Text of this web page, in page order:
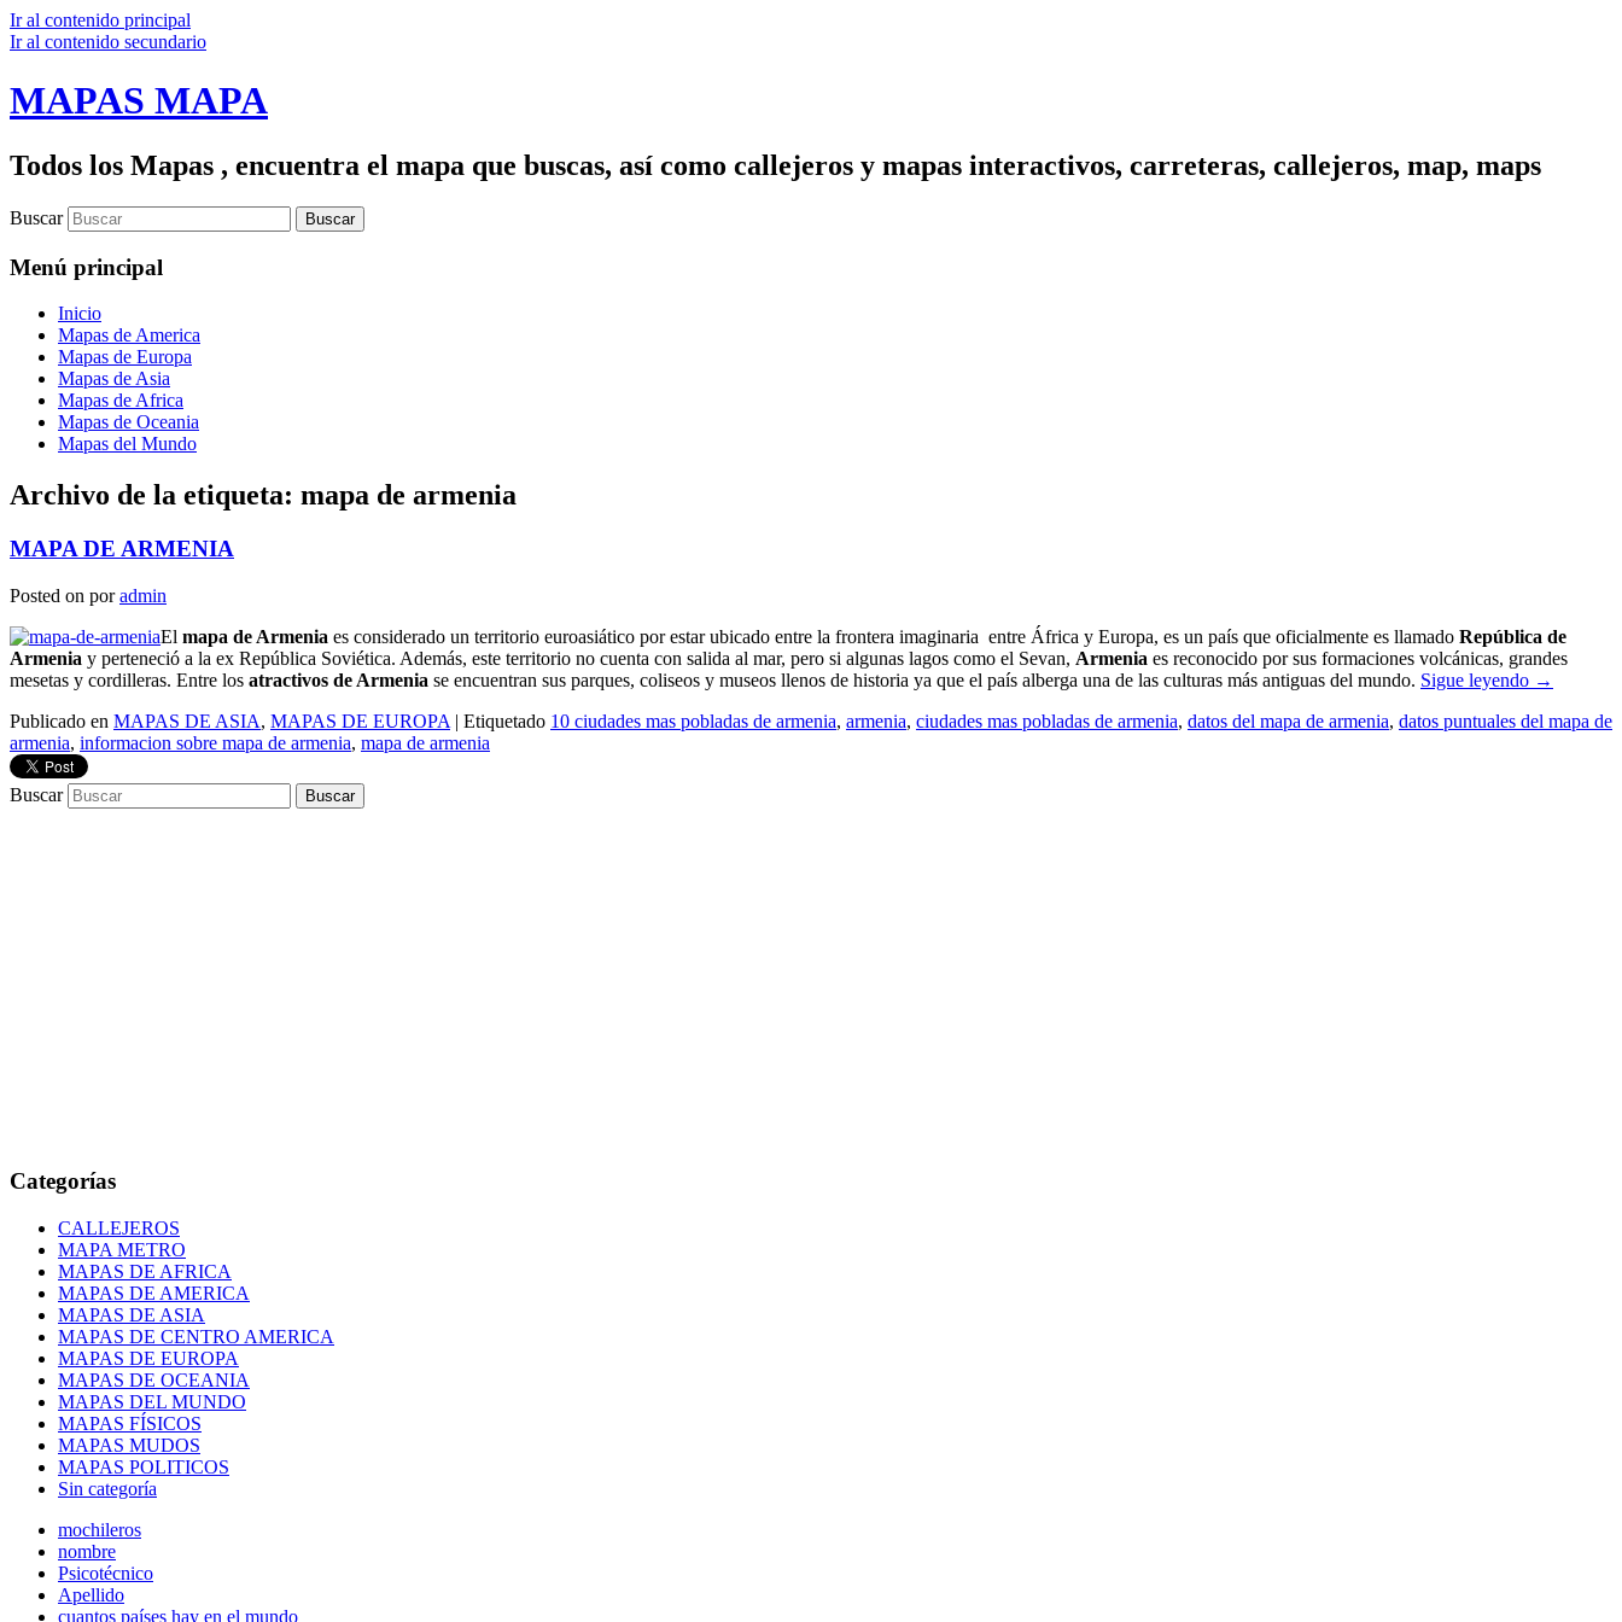
Ir al contenido principal
Ir al contenido secundario
MAPAS MAPA
Todos los Mapas , encuentra el mapa que buscas, así como callejeros y mapas interactivos, carreteras, callejeros, map, maps
Buscar
Menú principal
Inicio
Mapas de America
Mapas de Europa
Mapas de Asia
Mapas de Africa
Mapas de Oceania
Mapas del Mundo
Archivo de la etiqueta: mapa de armenia
MAPA DE ARMENIA
Posted on poradmin
El mapa de Armenia es considerado un territorio euroasiático por estar ubicado entre la frontera imaginaria entre África y Europa, es un país que oficialmente es llamado República de
Armenia y perteneció a la ex República Soviética. Además, este territorio no cuenta con salida al mar, pero si algunas lagos como el Sevan, Armenia es reconocido por sus formaciones volcánicas, grandes
mesetas y cordilleras. Entre los atractivos de Armenia se encuentran sus parques, coliseos y museos llenos de historia ya que el país alberga una de las culturas más antiguas del mundo. Sigue leyendo →
Publicado en MAPAS DE ASIA, MAPAS DE EUROPA | Etiquetado 10 ciudades mas pobladas de armenia, armenia, ciudades mas pobladas de armenia, datos del mapa de armenia, datos puntuales del mapa de
armenia, informacion sobre mapa de armenia, mapa de armenia
Buscar
Categorías
CALLEJEROS
MAPA METRO
MAPAS DE AFRICA
MAPAS DE AMERICA
MAPAS DE ASIA
MAPAS DE CENTRO AMERICA
MAPAS DE EUROPA
MAPAS DE OCEANIA
MAPAS DEL MUNDO
MAPAS FÍSICOS
MAPAS MUDOS
MAPAS POLITICOS
Sin categoría
mochileros
nombre
Psicotécnico
Apellido
cuantos países hay en el mundo